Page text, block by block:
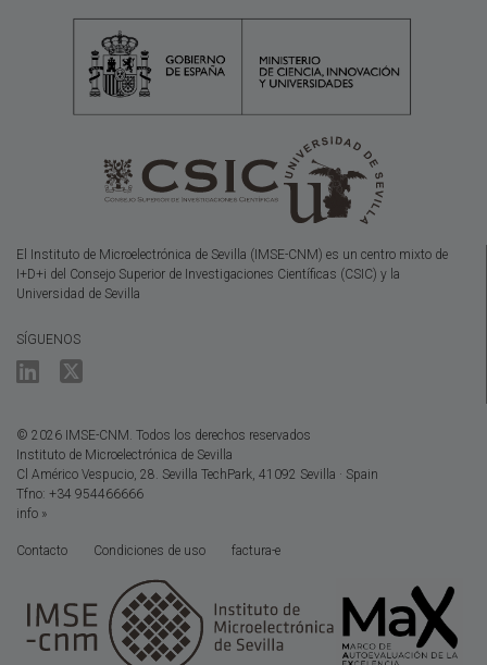
El Instituto de Microelectrónica de Sevilla (IMSE-CNM) es un centro mixto de
I+D+i del Consejo Superior de Investigaciones Científicas (CSIC) y la
Universidad de Sevilla
SÍGUENOS
© 2026 IMSE-CNM. Todos los derechos reservados
Instituto de Microelectrónica de Sevilla
Cl Américo Vespucio, 28. Sevilla TechPark, 41092 Sevilla · Spain
Tfno: +34 954466666
info »
Contacto Condiciones de uso factura-e